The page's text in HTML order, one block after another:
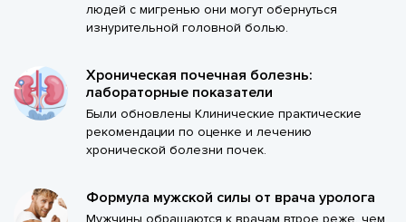
людей с мигренью они могут обернуться
изнурительной головной болью.
Хроническая почечная болезнь:
лабораторные показатели
Были обновлены Клинические практические
рекомендации по оценке и лечению
хронической болезни почек.
Формула мужской силы от врача уролога
Мужчины обращаются к врачам втрое реже, чем